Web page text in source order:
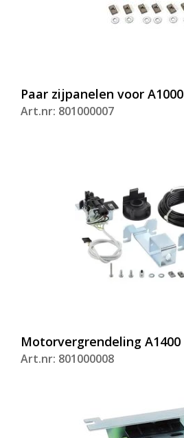
Paar zijpanelen voor A1000
Art.nr: 801000007
Motorvergrendeling
Art.nr: 801000008